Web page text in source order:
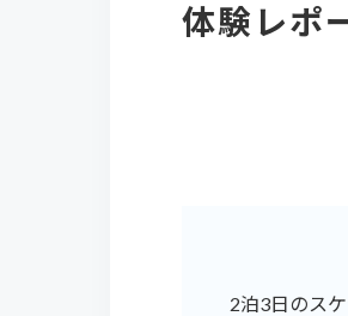
体験レポ
2泊3日のス